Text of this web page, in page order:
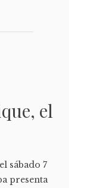
el
sábado 7
presenta